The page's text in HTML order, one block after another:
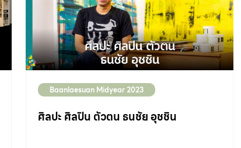
Baanlaesuan Midyear 2023
ศิลปะ ศิลปิน ตัวตน ธนชัย อุชชิน